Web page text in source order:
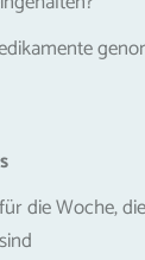
die Woche,